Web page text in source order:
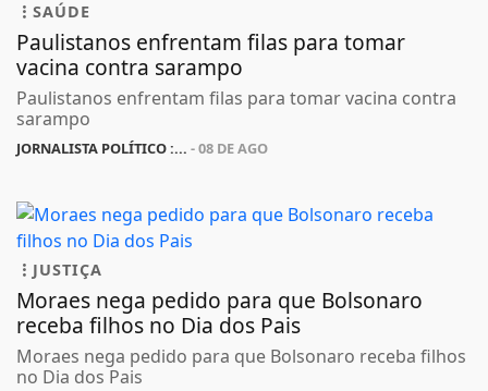
SAÚDE
Paulistanos enfrentam filas para tomar
vacina contra sarampo
Paulistanos enfrentam filas para tomar vacina contra
sarampo
JORNALISTA POLÍTICO :... - 08 DE AGO
JUSTIÇA
Moraes nega pedido para que Bolsonaro
receba filhos no Dia dos Pais
Moraes nega pedido para que Bolsonaro receba filhos
no Dia dos Pais